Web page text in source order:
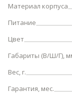
Материал корпуса
Питание
Цвет
Габариты (В/Ш/Г),
Вес, г.
Гарантия, мес.